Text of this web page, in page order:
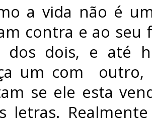
a vida não é
contra e ao seu
dos dois, e até
um com
se ele esta
letras.